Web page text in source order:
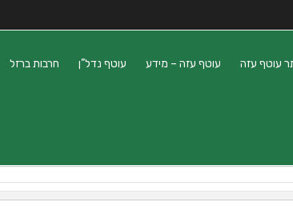
עוטף עזה עוטף עזה – מידע עוטף נדל”ן חרבות ברזל